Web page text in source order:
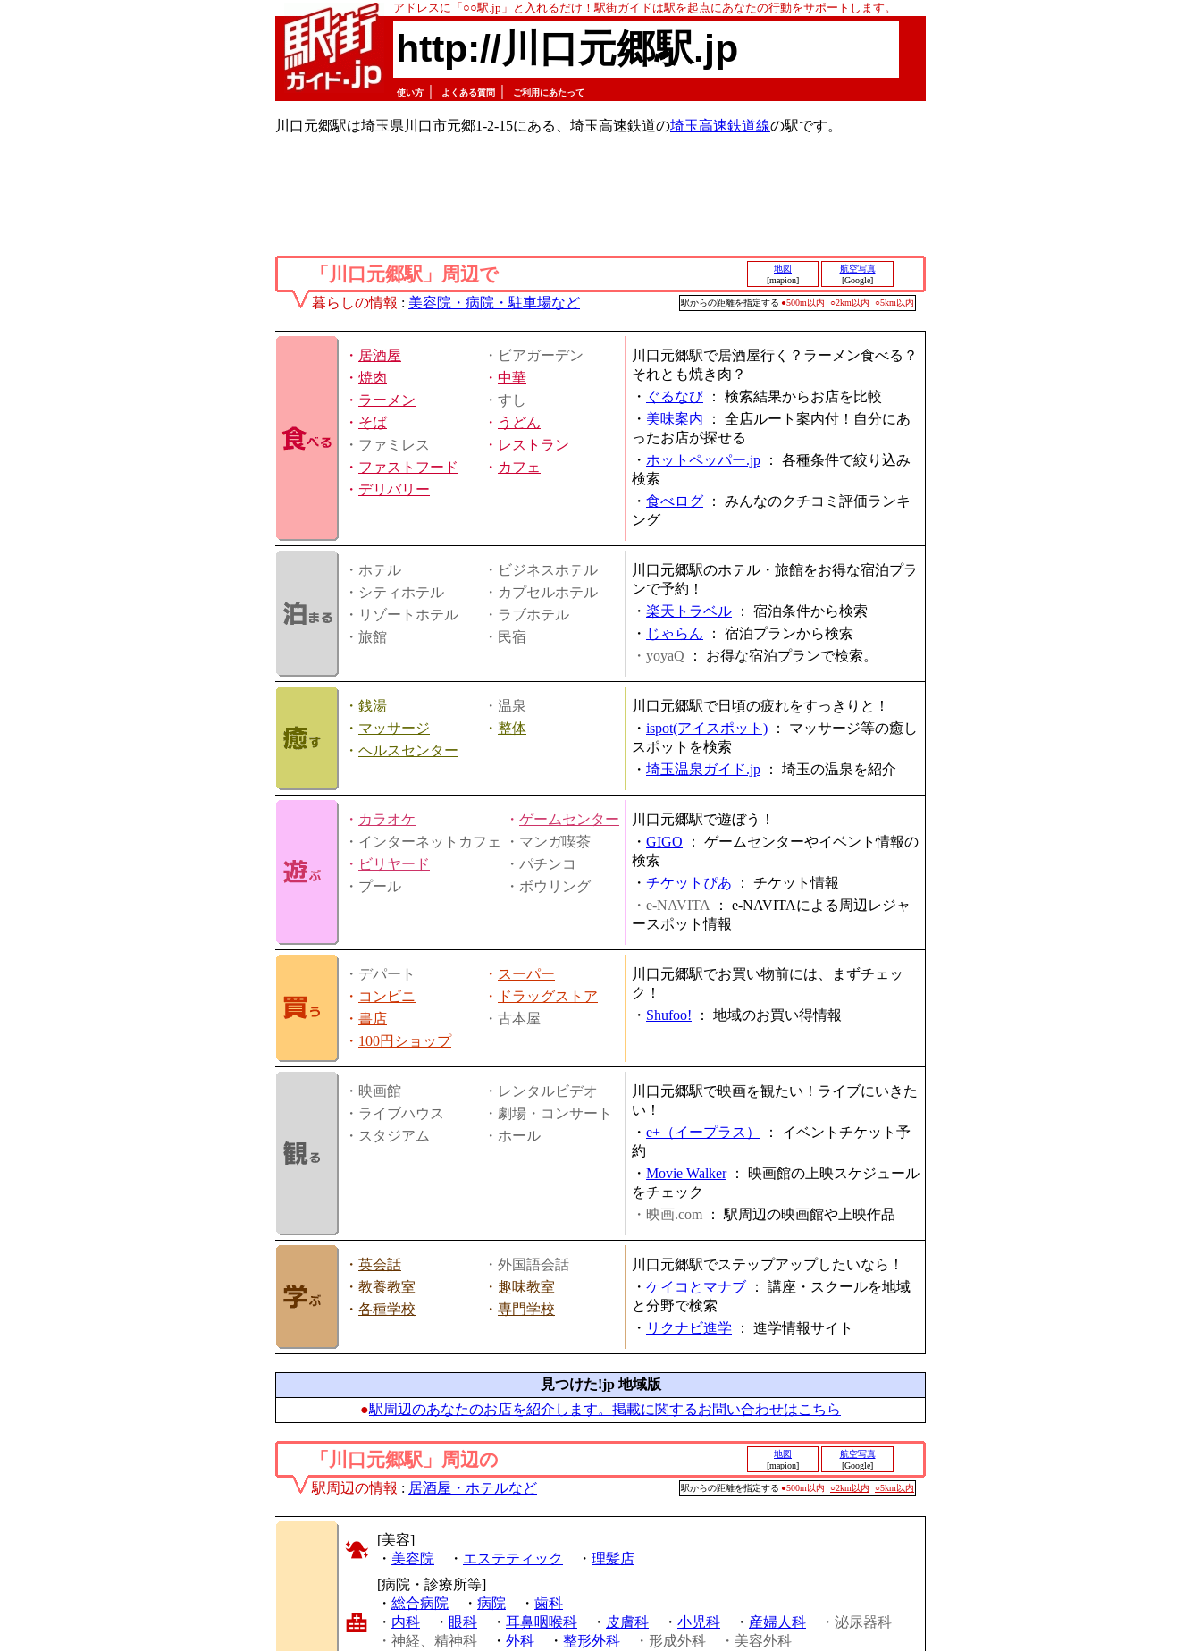
アドレスに「○○駅.jp」と入れるだけ！駅街ガイドは駅を起点にあなたの行動をサポートします。
http://川口元郷駅.jp
使い方 よくある質問 ご利用にあたって
川口元郷駅は埼玉県川口市元郷1-2-15にある、埼玉高速鉄道の埼玉高速鉄道線の駅です。
「川口元郷駅」周辺で
地図
[mapion]
航空写真
[Google]
暮らしの情報 : 美容院・病院・駐車場など 駅からの距離を指定する ●500m以内 ○2km以内 ○5km以内
・ 居酒屋
・ビアガーデン
・ 焼肉 ・ 中華
・ ラーメン
・すし
・ そば ・ うどん
・ファミレス
・ レストラン
・ ファストフード ・ カフェ
・ デリバリー
川口元郷駅で居酒屋行く？ラーメン食べる？
それとも焼き肉？
・ ぐるなび： 検索結果からお店を比較
・ 美味案内 ： 全店ルート案内付！自分にあ
ったお店が探せる
・ ホットペッパー.jp ： 各種条件で絞り込み
検索
・ 食べログ ： みんなのクチコミ評価ランキ
ング
・ホテル
・ビジネスホテル
・シティホテル
・カプセルホテル
・リゾートホテル
・ラブホテル
・旅館
・民宿
川口元郷駅のホテル・旅館をお得な宿泊プラ
ンで予約！
・ 楽天トラベル ： 宿泊条件から検索
・ じゃらん ： 宿泊プランから検索
・yoyaQ ： お得な宿泊プランで検索。
・ 銭湯
・温泉
・ マッサージ ・ 整体
・ ヘルスセンター
川口元郷駅で日頃の疲れをすっきりと！
・ ispot(アイスポット) ： マッサージ等の癒し
スポットを検索
・ 埼玉温泉ガイド.jp ： 埼玉の温泉を紹介
・ カラオケ ・ ゲームセンター
・インターネットカフェ
・マンガ喫茶
・ ビリヤード
・パチンコ
・プール
・ボウリング
川口元郷駅で遊ぼう！
・ GIGO ： ゲームセンターやイベント情報の
検索
・ チケットぴあ ： チケット情報
・e-NAVITA
： e-NAVITAによる周辺レジャ
ースポット情報
・デパート ・ スーパー
・ コンビニ ・
ドラッグストア
・ 書店
・古本屋
・ 100円ショップ
川口元郷駅でお買い物前には、まずチェッ
ク！
・ Shufoo! ： 地域のお買い得情報
・映画館
・レンタルビデオ
・ライブハウス
・劇場・コンサート
・スタジアム
・ホール
川口元郷駅で映画を観たい！ライブにいきた
い！
・ e+（イープラス） ： イベントチケット予
約
・ Movie Walker： 映画館の上映スケジュール
をチェック
・映画.com ： 駅周辺の映画館や上映作品
・ 英会話
・外国語会話
・ 教養教室 ・ 趣味教室
・ 各種学校 ・ 専門学校
川口元郷駅でステップアップしたいなら！
・ ケイコとマナブ ： 講座・スクールを地域
と分野で検索
・ リクナビ進学 ： 進学情報サイト
見つけた!jp 地域版
●駅周辺のあなたのお店を紹介します。掲載に関するお問い合わせはこちら
「川口元郷駅」周辺の
地図
[mapion]
航空写真
[Google]
駅周辺の情報 : 居酒屋・ホテルなど 駅からの距離を指定する ●500m以内 ○2km以内 ○5km以内
[美容]
・ 美容院 ・ エステティック ・ 理髪店
[病院・診療所等]
・ 総合病院 ・ 病院 ・ 歯科
・ 内科 ・ 眼科 ・ 耳鼻咽喉科 ・ 皮膚科 ・ 小児科 ・ 産婦人科
・泌尿器科
・神経、精神科 ・ 外科 ・ 整形外科 ・形成外科
・美容外科